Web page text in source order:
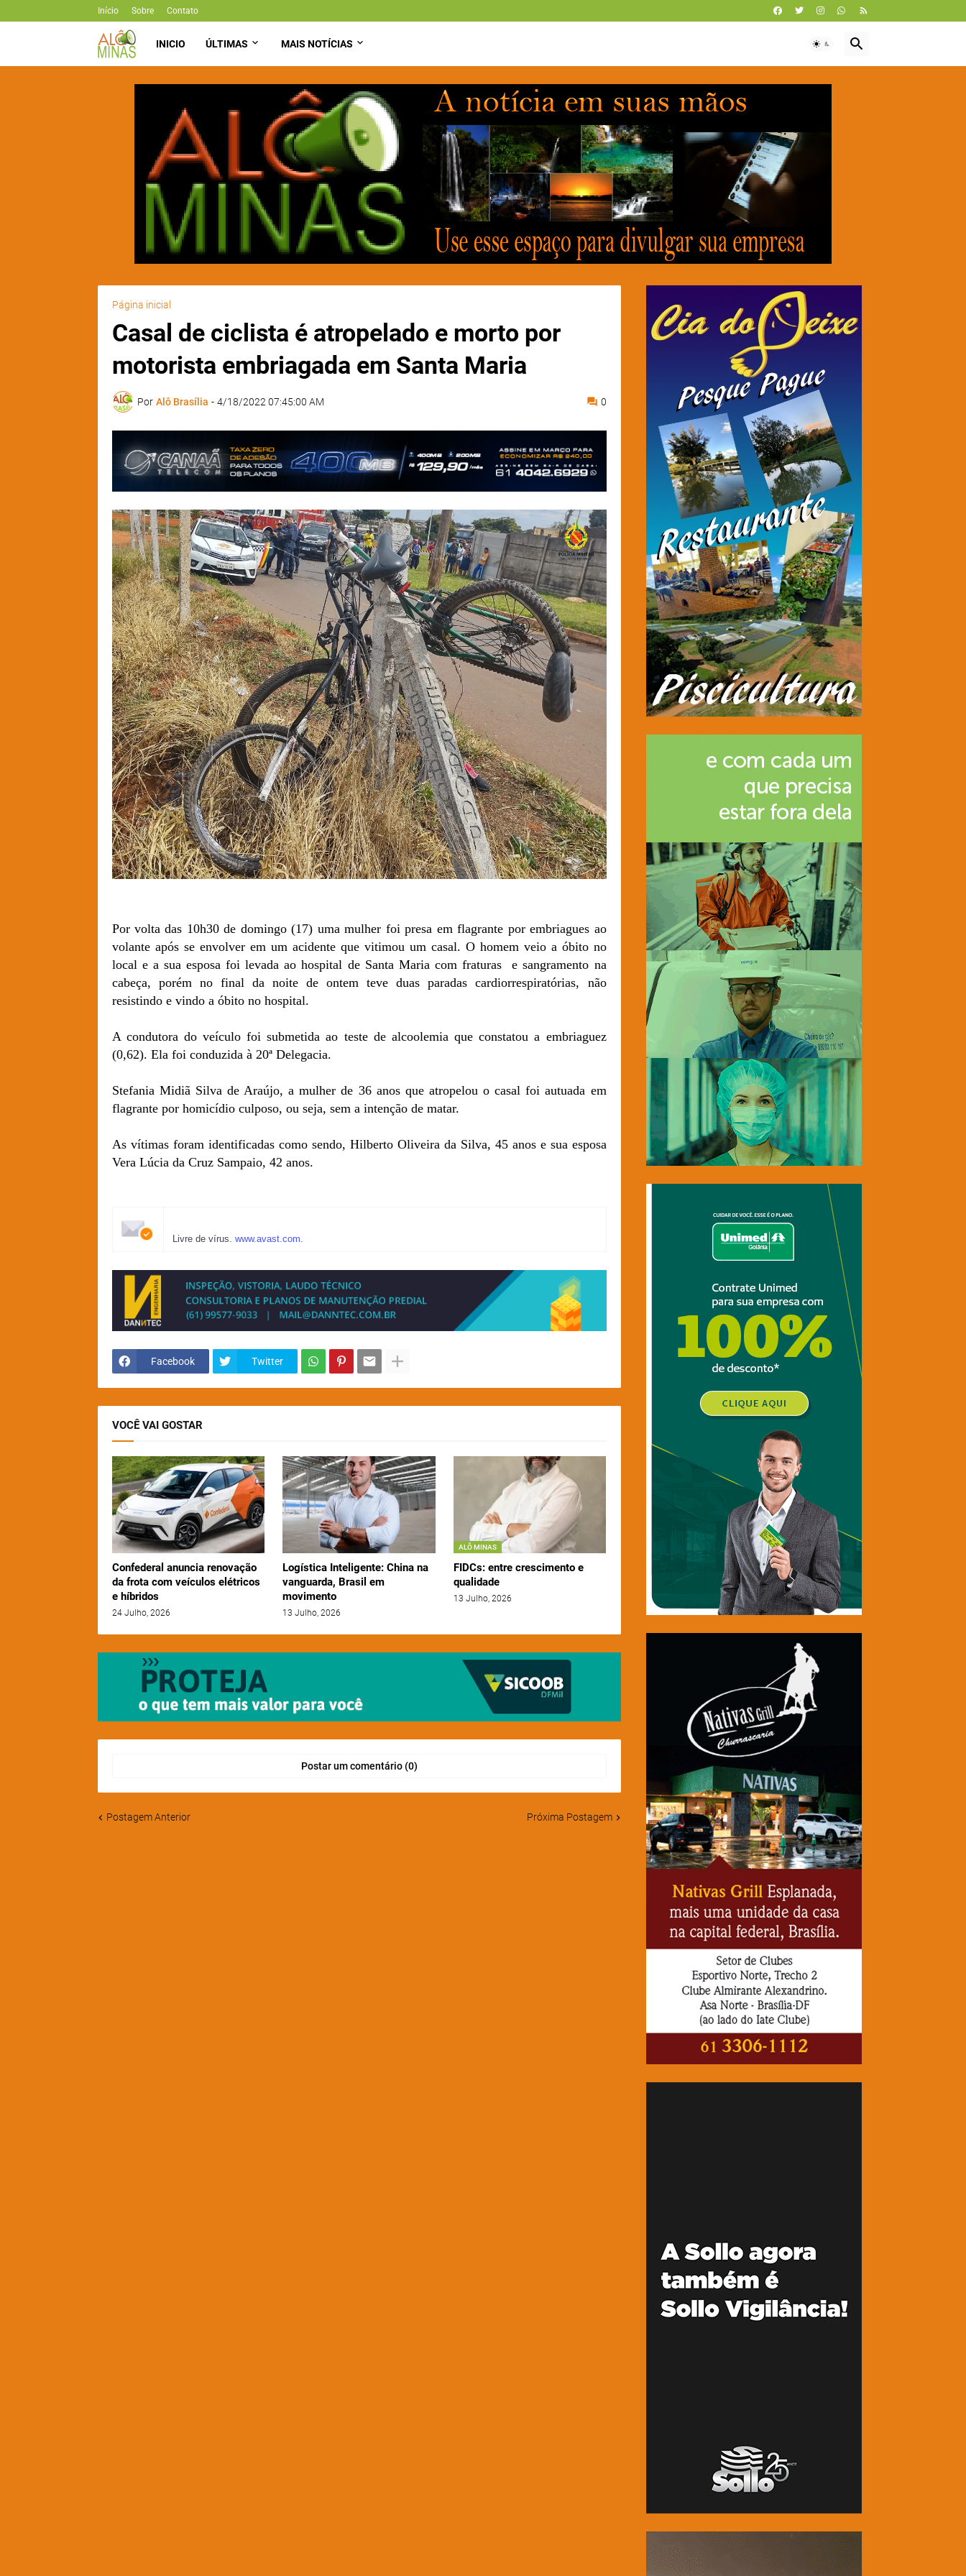
Início Sobre Contato
INICIO ÚLTIMAS MAIS NOTÍCIAS
Página inicial
Casal de ciclista é atropelado e morto por
motorista embriagada em Santa Maria
Por Alô Brasília - 4/18/2022 07:45:00 AM 0
Por volta das 10h30 de domingo (17) uma mulher foi presa em flagrante por embriagues ao
volante após se envolver em um acidente que vitimou um casal. O homem veio a óbito no
local e a sua esposa foi levada ao hospital de Santa Maria com fraturas e sangramento na
cabeça, porém no final da noite de ontem teve duas paradas cardiorrespiratórias, não
resistindo e vindo a óbito no hospital.
A condutora do veículo foi submetida ao teste de alcoolemia que constatou a embriaguez
(0,62). Ela foi conduzida à 20ª Delegacia.
Stefania Midiã Silva de Araújo, a mulher de 36 anos que atropelou o casal foi autuada em
flagrante por homicídio culposo, ou seja, sem a intenção de matar.
As vítimas foram identificadas como sendo, Hilberto Oliveira da Silva, 45 anos e sua esposa
Vera Lúcia da Cruz Sampaio, 42 anos.
Livre de vírus. www.avast.com.
Facebook Twitter
VOCÊ VAI GOSTAR
Confederal anuncia renovação
da frota com veículos elétricos
e híbridos
24 Julho, 2026
Logística Inteligente: China na
vanguarda, Brasil em
movimento
13 Julho, 2026
ALÔ MINAS
FIDCs: entre crescimento e
qualidade
13 Julho, 2026
Postar um comentário (0)
Postagem Anterior Próxima Postagem